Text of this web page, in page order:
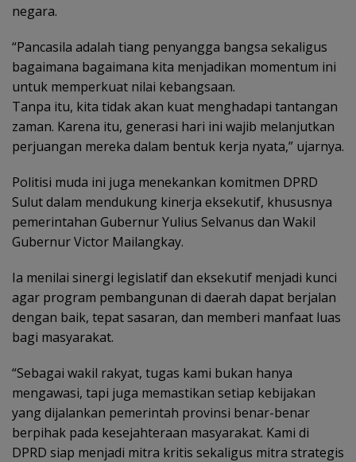
negara.
“Pancasila adalah tiang penyangga bangsa sekaligus
bagaimana bagaimana kita menjadikan momentum ini
untuk memperkuat nilai kebangsaan.
Tanpa itu, kita tidak akan kuat menghadapi tantangan
zaman. Karena itu, generasi hari ini wajib melanjutkan
perjuangan mereka dalam bentuk kerja nyata,” ujarnya.
Politisi muda ini juga menekankan komitmen DPRD
Sulut dalam mendukung kinerja eksekutif, khususnya
pemerintahan Gubernur Yulius Selvanus dan Wakil
Gubernur Victor Mailangkay.
Ia menilai sinergi legislatif dan eksekutif menjadi kunci
agar program pembangunan di daerah dapat berjalan
dengan baik, tepat sasaran, dan memberi manfaat luas
bagi masyarakat.
“Sebagai wakil rakyat, tugas kami bukan hanya
mengawasi, tapi juga memastikan setiap kebijakan
yang dijalankan pemerintah provinsi benar-benar
berpihak pada kesejahteraan masyarakat. Kami di
DPRD siap menjadi mitra kritis sekaligus mitra strategis